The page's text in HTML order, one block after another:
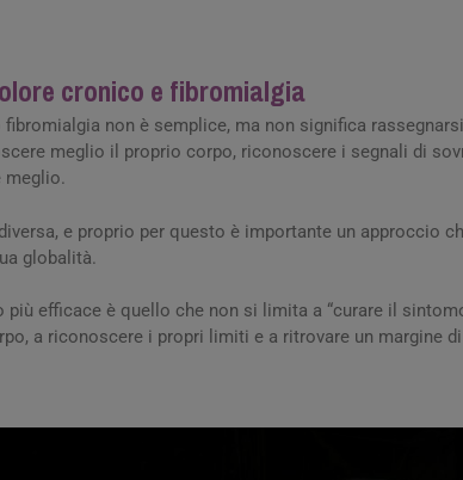
cronico e fibromialgia
non è semplice, ma non significa
meglio il proprio corpo, riconoscere i segnali di
meglio.
e proprio per questo è importante un approccio
globalità.
più efficace è quello che non si limita a “curare il
a riconoscere i propri limiti e a ritrovare un margine